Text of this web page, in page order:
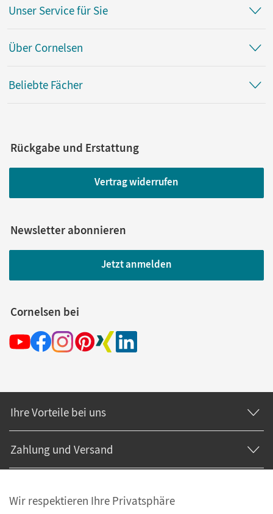
Unser Service für Sie
Über Cornelsen
Beliebte Fächer
Rückgabe und Erstattung
Vertrag widerrufen
Newsletter abonnieren
Jetzt anmelden
Cornelsen bei
Ihre Vorteile bei uns
Zahlung und Versand
Wir respektieren Ihre Privatsphäre